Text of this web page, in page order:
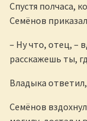
Спустя полчаса,
Семёнов
– Ну что, отец, –
расскажешь ты,
Владыка
Семёнов